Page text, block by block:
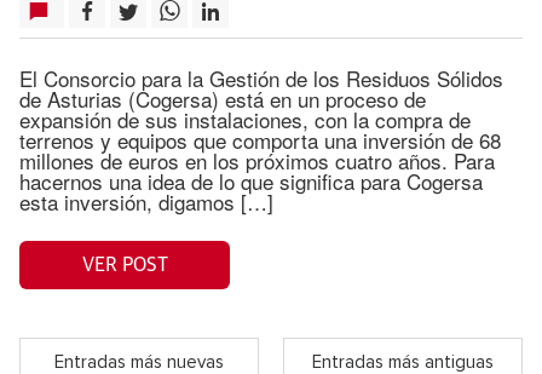
El Consorcio para la Gestión de los Residuos Sólidos
de Asturias (Cogersa) está en un proceso de
expansión de sus instalaciones, con la compra de
terrenos y equipos que comporta una inversión de 68
millones de euros en los próximos cuatro años. Para
hacernos una idea de lo que significa para Cogersa
esta inversión, digamos […]
VER POST
Entradas más nuevas Entradas más antiguas